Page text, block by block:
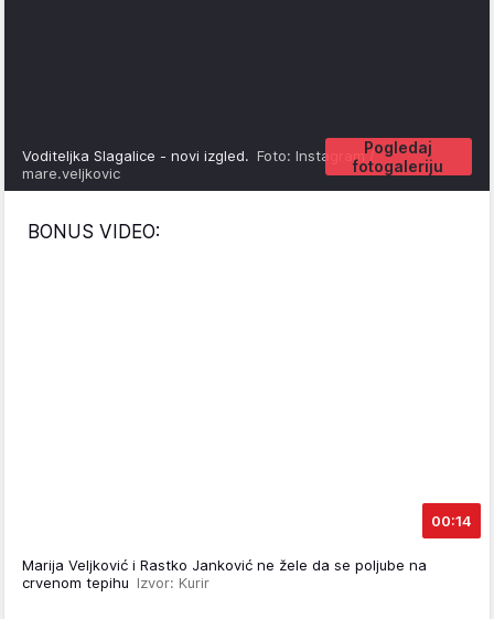
Pogledaj
fotogaleriju
Voditeljka Slagalice - novi izgled. Foto: Instagram /
mare.veljkovic
BONUS VIDEO:
00:14
Marija Veljković i Rastko Janković ne žele da se poljube na
crvenom tepihu Izvor: Kurir